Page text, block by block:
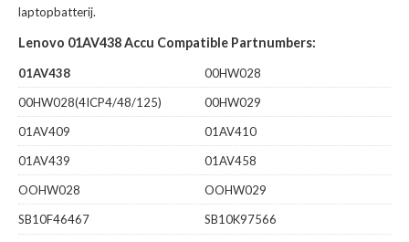
laptopbatterij.
Lenovo 01AV438 Accu Compatible Partnumbers:
01AV438
00HW028
00HW028(4ICP4/48/125)
00HW029
01AV409
01AV410
01AV439
01AV458
OOHW028
OOHW029
SB10F46467
SB10K97566